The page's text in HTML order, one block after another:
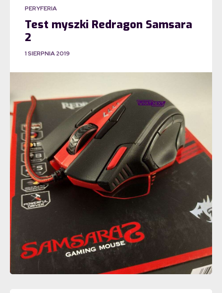
PERYFERIA
Test myszki Redragon Samsara
2
1 SIERPNIA 2019